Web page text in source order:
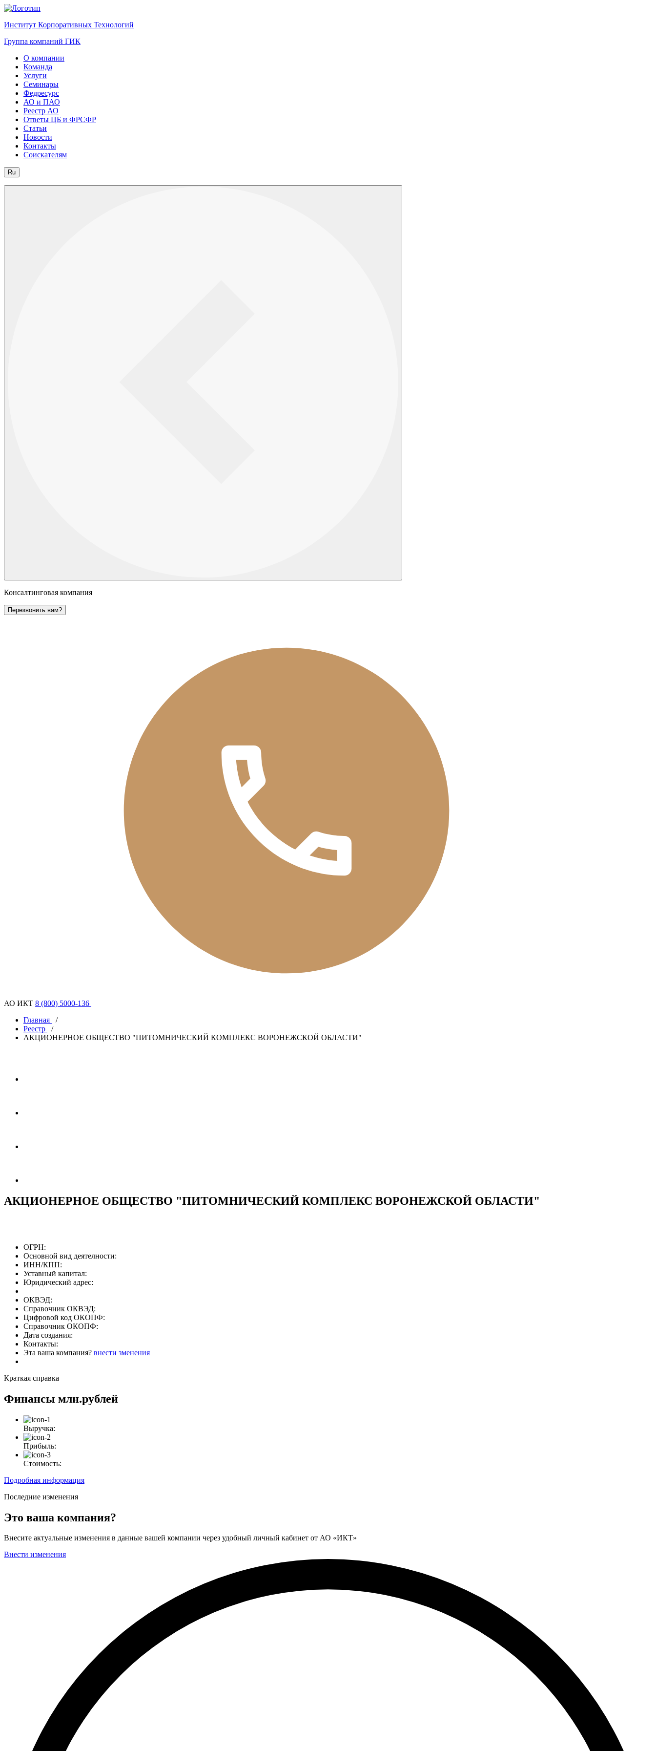
Институт Корпоративных Технологий
Группа компаний ГИК
О компании
Команда
Услуги
Семинары
Федресурс
АО и ПАО
Реестр АО
Ответы ЦБ и ФРСФР
Статьи
Новости
Контакты
Соискателям
Ru
Консалтинговая компания
Перезвонить вам?
АО ИКТ 8 (800) 5000-136
Главная
/
Реестр
/
АКЦИОНЕРНОЕ ОБЩЕСТВО "ПИТОМНИЧЕСКИЙ КОМПЛЕКС ВОРОНЕЖСКОЙ ОБЛАСТИ"
АКЦИОНЕРНОЕ ОБЩЕСТВО "ПИТОМНИЧЕСКИЙ КОМПЛЕКС ВОРОНЕЖСКОЙ ОБЛАСТИ"
ОГРН:
Основной вид деятелности:
ИНН/КПП:
Уставный капитал:
Юридический адрес:
ОКВЭД:
Справочник ОКВЭД:
Цифровой код ОКОПФ:
Справочник ОКОПФ:
Дата создания:
Контакты:
Эта ваша компания? внести зменения
Краткая справка
Финансы млн.рублей
Выручка:
Прибыль:
Стоимость:
Подробная информация
Последние изменения
Это ваша компания?
Внесите актуальные изменения в данные вашей компании через удобный личный кабинет от АО «ИКТ»
Внести изменения